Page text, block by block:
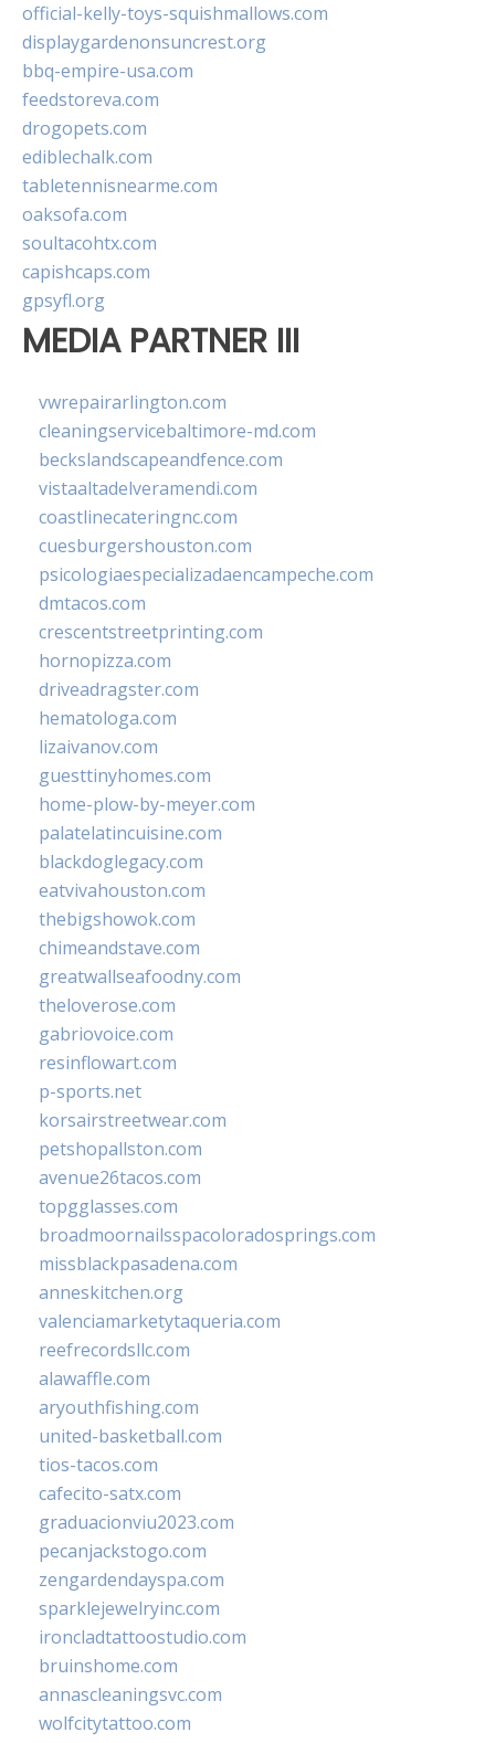
official-kelly-toys-squishmallows.com
displaygardenonsuncrest.org
bbq-empire-usa.com
feedstoreva.com
drogopets.com
ediblechalk.com
tabletennisnearme.com
oaksofa.com
soultacohtx.com
capishcaps.com
gpsyfl.org
MEDIA PARTNER III
vwrepairarlington.com
cleaningservicebaltimore-md.com
beckslandscapeandfence.com
vistaaltadelveramendi.com
coastlinecateringnc.com
cuesburgershouston.com
psicologiaespecializadaencampeche.com
dmtacos.com
crescentstreetprinting.com
hornopizza.com
driveadragster.com
hematologa.com
lizaivanov.com
guesttinyhomes.com
home-plow-by-meyer.com
palatelatincuisine.com
blackdoglegacy.com
eatvivahouston.com
thebigshowok.com
chimeandstave.com
greatwallseafoodny.com
theloverose.com
gabriovoice.com
resinflowart.com
p-sports.net
korsairstreetwear.com
petshopallston.com
avenue26tacos.com
topgglasses.com
broadmoornailsspacoloradosprings.com
missblackpasadena.com
anneskitchen.org
valenciamarketytaqueria.com
reefrecordsllc.com
alawaffle.com
aryouthfishing.com
united-basketball.com
tios-tacos.com
cafecito-satx.com
graduacionviu2023.com
pecanjackstogo.com
zengardendayspa.com
sparklejewelryinc.com
ironcladtattoostudio.com
bruinshome.com
annascleaningsvc.com
wolfcitytattoo.com